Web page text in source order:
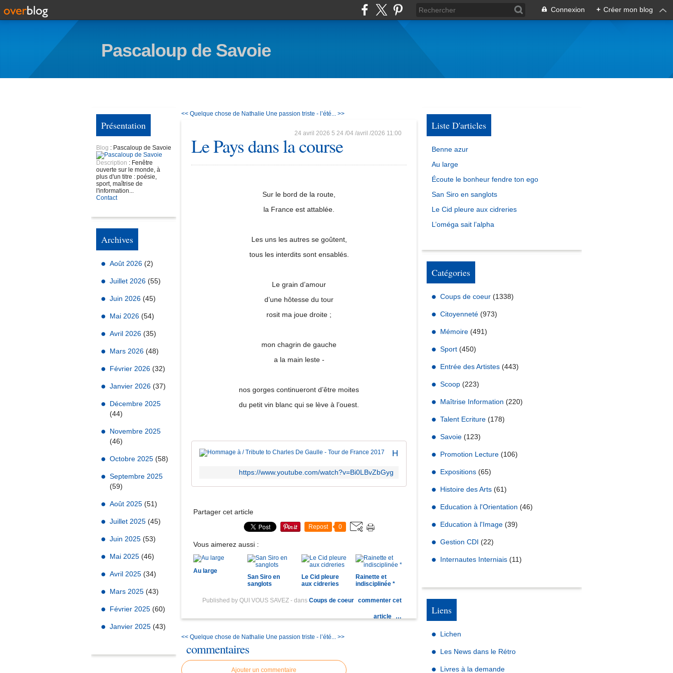
Connexion + Créer mon blog
Pascaloup de Savoie
Présentation
Blog : Pascaloup de Savoie
Description : Fenêtre
ouverte sur le monde, à
plus d'un titre : poésie,
sport, maîtrise de
l'information...
Contact
Archives
Août 2026 (2)
Juillet 2026 (55)
Juin 2026 (45)
Mai 2026 (54)
Avril 2026 (35)
Mars 2026 (48)
Février 2026 (32)
Janvier 2026 (37)
Décembre 2025
(44)
Novembre 2025
(46)
Octobre 2025 (58)
Septembre 2025
(59)
Août 2025 (51)
Juillet 2025 (45)
Juin 2025 (53)
Mai 2025 (46)
Avril 2025 (34)
Mars 2025 (43)
Février 2025 (60)
Janvier 2025 (43)
<< Quelque chose de Nathalie Une passion triste - l’été... >>
24 avril 2026 5 24 /04 /avril /2026 11:00
Le Pays dans la course
Sur le bord de la route,
la France est attablée.
Les uns les autres se goûtent,
tous les interdits sont ensablés.
Le grain d’amour
d’une hôtesse du tour
rosit ma joue droite ;
mon chagrin de gauche
a la main leste -
nos gorges continueront d’être moites
du petit vin blanc qui se lève à l’ouest.
https://www.youtube.com/watch?v=Bi0LBvZbGyg
Partager cet article
Repost 0
Vous aimerez aussi :
Au large
San Siro en
sanglots
Le Cid pleure
aux cidreries
Rainette et
indisciplinée *
Published by QUI VOUS SAVEZ - dans Coups de coeur commenter cet
article …
<< Quelque chose de Nathalie Une passion triste - l’été... >>
commentaires
Ajouter un commentaire
Liste D'articles
Benne azur
Au large
Écoute le bonheur fendre ton ego
San Siro en sanglots
Le Cid pleure aux cidreries
L’oméga sait l’alpha
Catégories
Coups de coeur (1338)
Citoyenneté (973)
Mémoire (491)
Sport (450)
Entrée des Artistes (443)
Scoop (223)
Maîtrise Information (220)
Talent Ecriture (178)
Savoie (123)
Promotion Lecture (106)
Expositions (65)
Histoire des Arts (61)
Education à l'Orientation (46)
Education à l'Image (39)
Gestion CDI (22)
Internautes Interniais (11)
Liens
Lichen
Les News dans le Rétro
Livres à la demande